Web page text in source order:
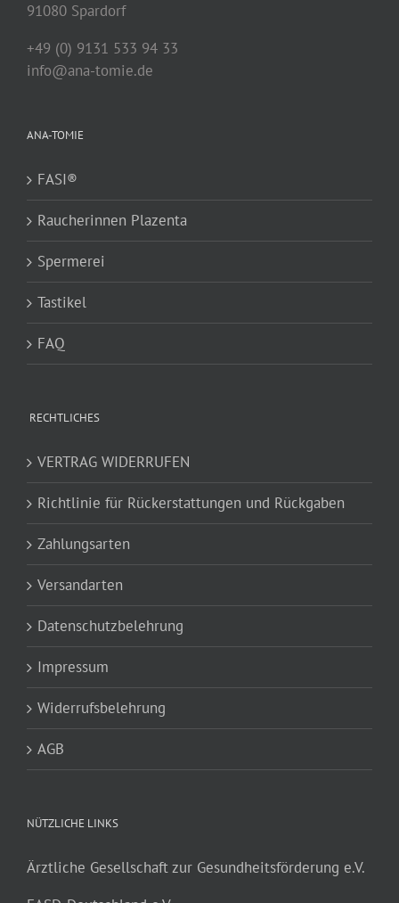
91080 Spardorf
+49 (0) 9131 533 94 33
info@ana-tomie.de
ANA-TOMIE
FASI®
Raucherinnen Plazenta
Spermerei
Tastikel
FAQ
RECHTLICHES
VERTRAG WIDERRUFEN
Richtlinie für Rückerstattungen und Rückgaben
Zahlungsarten
Versandarten
Datenschutzbelehrung
Impressum
Widerrufsbelehrung
AGB
NÜTZLICHE LINKS
Ärztliche Gesellschaft zur Gesundheitsförderung e.V.